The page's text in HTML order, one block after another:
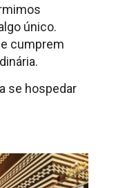
único.
cumprem
se hospedar